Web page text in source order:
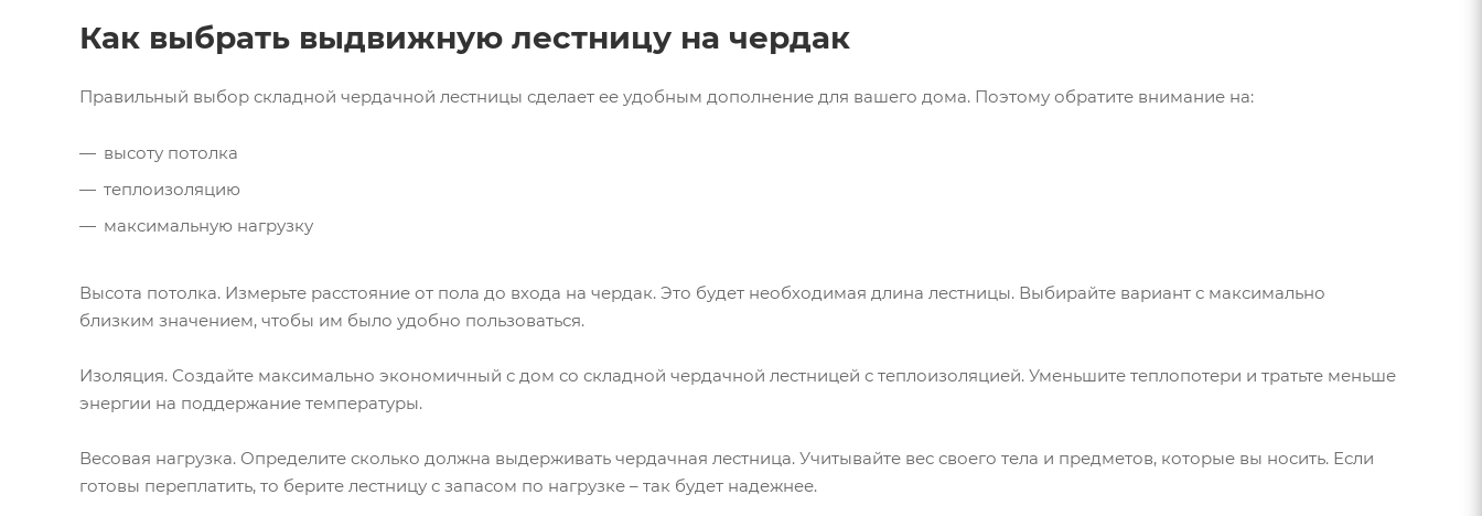
Как выбрать выдвижную лестницу на чердак
Правильный выбор складной чердачной лестницы сделает ее удобным дополнение для вашего дома. Поэтому обратите внимание на:
высоту потолка
теплоизоляцию
максимальную нагрузку
Высота потолка. Измерьте расстояние от пола до входа на чердак. Это будет необходимая длина лестницы. Выбирайте вариант с максимально
близким значением, чтобы им было удобно пользоваться.
Изоляция. Создайте максимально экономичный с дом со складной чердачной лестницей с теплоизоляцией. Уменьшите теплопотери и тратьте меньше
энергии на поддержание температуры.
Весовая нагрузка. Определите сколько должна выдерживать чердачная лестница. Учитывайте вес своего тела и предметов, которые вы носить. Если
готовы переплатить, то берите лестницу с запасом по нагрузке – так будет надежнее.